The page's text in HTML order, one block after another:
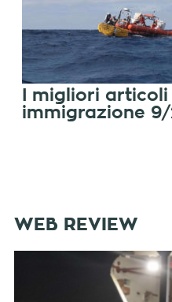
I migliori
immigrazione
WEB REVIEW